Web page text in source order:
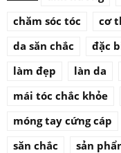
chăm sóc tóc
cơ
da săn chắc
đặc
làm đẹp
làn da
mái tóc chắc khỏe
móng tay cứng cáp
săn chắc
sản